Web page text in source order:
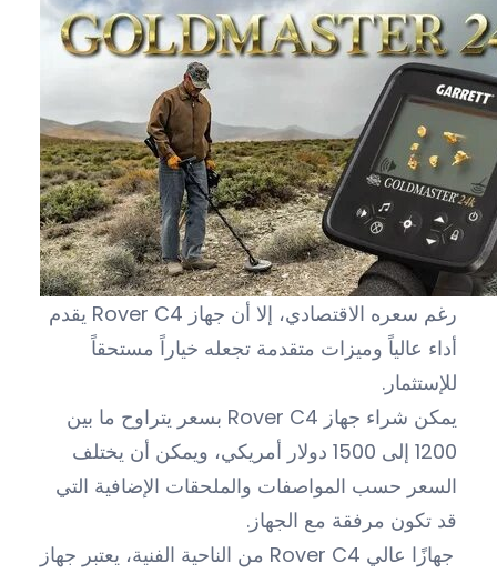
رغم سعره الاقتصادي، إلا أن جهاز Rover C4 يقدم
أداء عالياً وميزات متقدمة تجعله خياراً مستحقاً
للإستثمار.
يمكن شراء جهاز Rover C4 بسعر يتراوح ما بين
1200 إلى 1500 دولار أمريكي، ويمكن أن يختلف
السعر حسب المواصفات والملحقات الإضافية التي
قد تكون مرفقة مع الجهاز.
من الناحية الفنية، يعتبر جهاز Rover C4 جهازًا عالي